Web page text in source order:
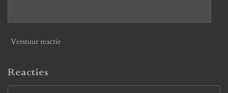
Verstuur reactie
Reacties